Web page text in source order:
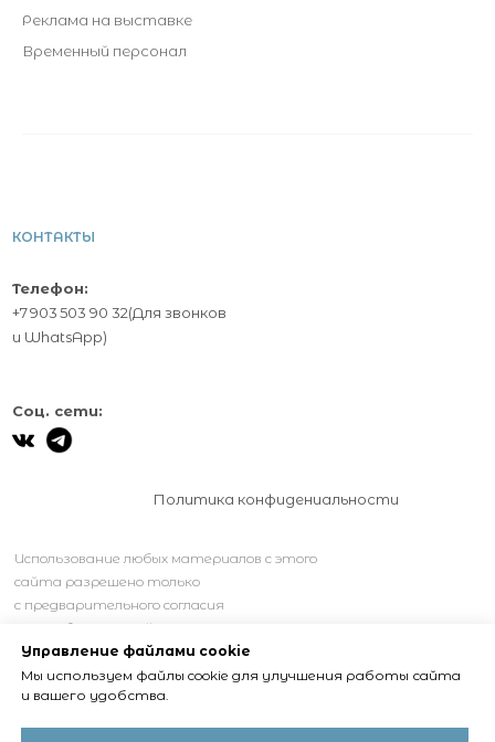
Реклама на выставке
Временный персонал
Использование любых материалов с этого
сайта разрешено только
с предварительного согласия
правообладателей.
КОНТАКТЫ
Телефон:
+7 903 503 90 32(Для звонков
и WhatsApp)
Соц. сети:
Политика конфидениальности
Управление файлами cookie
Мы используем файлы cookie для улучшения работы сайта
и вашего удобства.